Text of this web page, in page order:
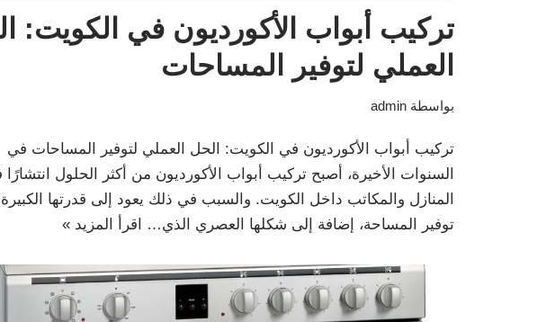
تركيب أبواب الأكورديون في الكويت:
العملي لتوفير المساحات
بواسطة admin
تركيب أبواب الأكورديون في الكويت: الحل العملي لتوفير المساحات في
السنوات الأخيرة، أصبح تركيب أبواب الأكورديون من أكثر الحلول
المنازل والمكاتب داخل الكويت. والسبب في ذلك يعود إلى قدرتها
توفير المساحة، إضافة إلى شكلها العصري الذي…
اقرأ المزيد »